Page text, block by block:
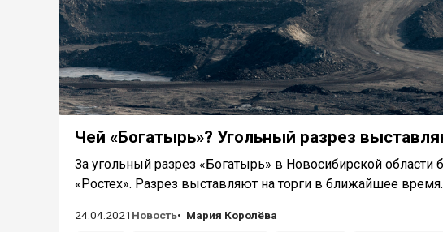
Чей «Богатырь»? Угольный разрез
За угольный разрез «Богатырь» в Новосибирской области
«Ростех». Разрез выставляют на торги в ближайшее
24.04.2021 Новость
Мария Королёва